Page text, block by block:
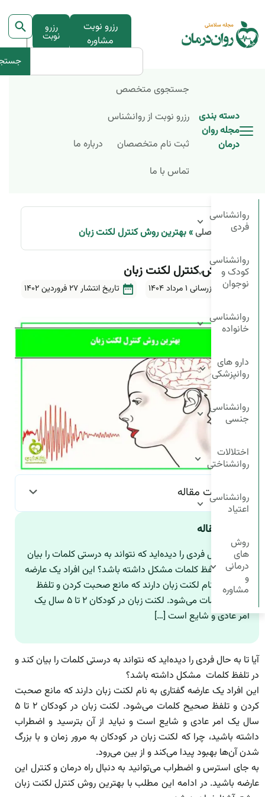
رزرو نوبت
مشاوره
رزرو
نوبت
دسته بندی
مجله روان
درمان
جستجوی متخصص
رزرو نوبت از روانشناس
ثبت نام متخصصان
درباره ما
تماس با ما
روانشناسی
فردی
روانشناسی
کودک و
نوجوان
روانشناسی
خانواده
دارو های
روانپزشکی
روانشناسی
جنسی
اختلالات
روانشناختی
روانشناسی
اعتیاد
روش
های
درمانی
و
مشاوره
صفحه اصلی»بهترین روش کنترل لکنت زبان
بهترین روش کنترل لکنت زبان
آخرین بروزرسانی ۱ مرداد ۱۴۰۴ تاریخ انتشار27 فروردین 1402
فهرست مقاله
چکیده مقاله
آیا تا به حال فردی را دیده‌اید که نتواند به درستی کلمات را بیان
کند و در تلفظ کلمات مشکل داشته باشد؟ این افراد یک عارضه
گفتاری به نام لکنت زبان دارند که مانع صحبت کردن و تلفظ
صحیح کلمات می‌شود. لکنت زبان در کودکان ۲ تا ۵ سال یک
امر عادی و شایع است […]
آیا تا به حال فردی را دیده‌اید که نتواند به درستی کلمات را بیان کند و
در تلفظ کلمات مشکل داشته باشد؟
این افراد یک عارضه گفتاری به نام لکنت زبان دارند که مانع صحبت
کردن و تلفظ صحیح کلمات می‌شود. لکنت زبان در کودکان ۲ تا ۵
سال یک امر عادی و شایع است و نباید از آن بترسید و اضطراب
داشته باشید، چرا که لکنت زبان در کودکان به مرور زمان و با بزرگ
شدن آن‌ها بهبود پیدا می‌کند و از بین می‌رود.
به جای استرس و اضطراب می‌توانید به دنبال راه درمان و کنترل این
عارضه باشید. در ادامه این مطلب با بهترین روش کنترل لکنت زبان